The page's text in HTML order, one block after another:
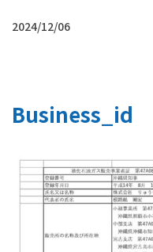
2024/12/06
Business_id